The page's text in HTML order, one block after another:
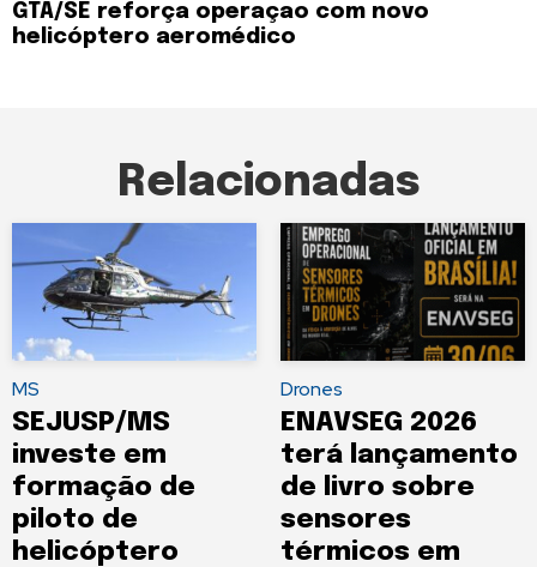
GTA/SE reforça operaçao com novo
helicóptero aeromédico
Relacionadas
MS
SEJUSP/MS
investe em
formação de
piloto de
helicóptero
Drones
ENAVSEG 2026
terá lançamento
de livro sobre
sensores
térmicos em